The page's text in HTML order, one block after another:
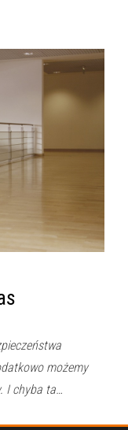
możemy
I chyba ta…